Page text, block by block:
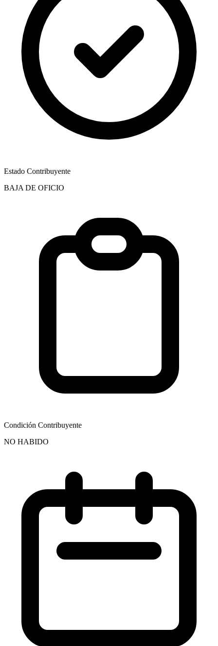
Estado Contribuyente
BAJA DE OFICIO
Condición Contribuyente
NO HABIDO